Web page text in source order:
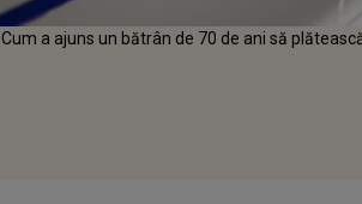
Cum a ajuns un bătrân de 70 de ani să